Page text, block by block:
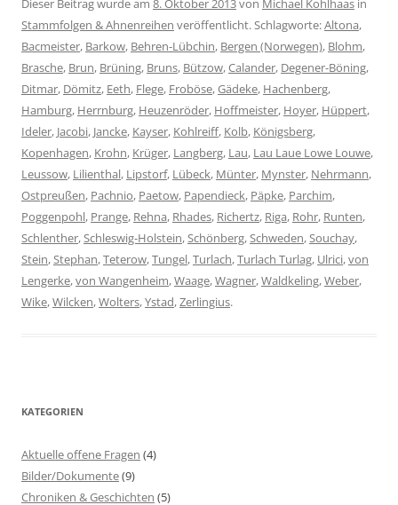
Dieser Beitrag wurde am 8. Oktober 2013von Michael Kohlhaas in
Stammfolgen & Ahnenreihen veröffentlicht. Schlagworte:Altona,
Bacmeister, Barkow, Behren-Lübchin, Bergen (Norwegen), Blohm,
Brasche, Brun, Brüning, Bruns, Bützow,Calander, Degener-Böning,
Ditmar, Dömitz, Eeth, Flege, Froböse,Gädeke, Hachenberg,
Hamburg, Herrnburg, Heuzenröder, Hoffmeister, Hoyer, Hüppert,
Ideler, Jacobi, Jancke, Kayser, Kohlreiff, Kolb, Königsberg,
Kopenhagen, Krohn, Krüger, Langberg, Lau, Lau Laue Lowe Louwe,
Leussow, Lilienthal, Lipstorf, Lübeck, Münter, Mynster, Nehrmann,
Ostpreußen, Pachnio, Paetow, Papendieck, Päpke, Parchim,
Poggenpohl, Prange, Rehna, Rhades, Richertz, Riga, Rohr, Runten,
Schlenther,Schleswig-Holstein,Schönberg,Schweden,Souchay,
Stein,Stephan,Teterow,Tungel,Turlach,Turlach Turlag, Ulrici,von
Lengerke,von Wangenheim,Waage,Wagner,Waldkeling,Weber,
Wike,Wilcken,Wolters,Ystad,Zerlingius.
KATEGORIEN
Aktuelle offene Fragen (4)
Bilder/Dokumente(9)
Chroniken & Geschichten (5)